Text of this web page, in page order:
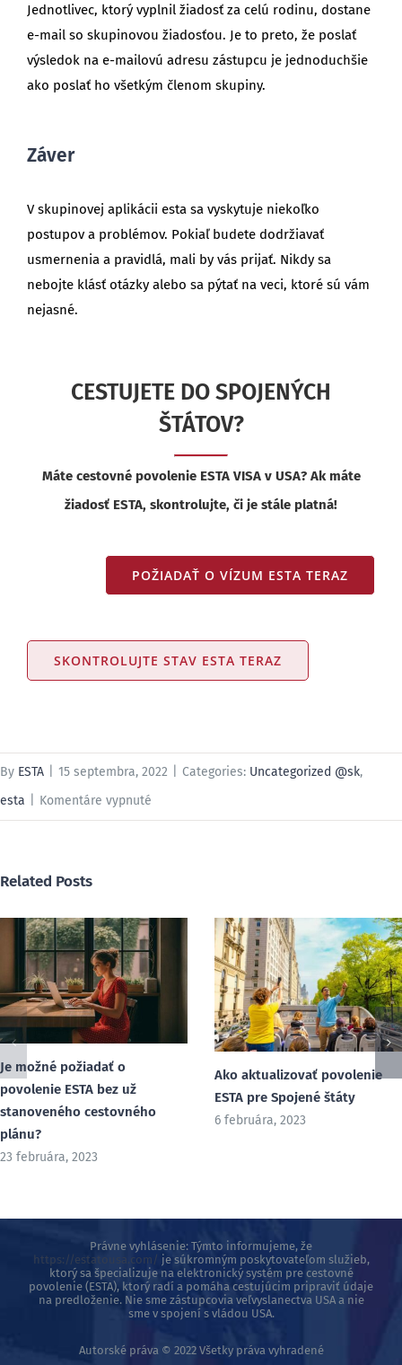
Jednotlivec, ktorý vyplnil žiadosť za celú rodinu, dostane
e-mail so skupinovou žiadosťou. Je to preto, že poslať
výsledok na e-mailovú adresu zástupcu je jednoduchšie
ako poslať ho všetkým členom skupiny.
Záver
V skupinovej aplikácii esta sa vyskytuje niekoľko
postupov a problémov. Pokiaľ budete dodržiavať
usmernenia a pravidlá, mali by vás prijať. Nikdy sa
nebojte klásť otázky alebo sa pýtať na veci, ktoré sú vám
nejasné.
CESTUJETE DO SPOJENÝCH
ŠTÁTOV?
Máte cestovné povolenie ESTA VISA v USA? Ak máte
žiadosť ESTA, skontrolujte, či je stále platná!
POŽIADAŤ O VÍZUM ESTA TERAZ
SKONTROLUJTE STAV ESTA TERAZ
By ESTA 15 septembra, 2022 Categories: Uncategorized @sk,
esta
Komentáre vypnuté
povolením
ESTA
Related Posts
Je možné požiadať o
povolenie ESTA bez už
stanoveného cestovného
plánu?
23 februára, 2023
Ako aktualizovať povolenie
ESTA pre Spojené štáty
6 februára, 2023
Právne vyhlásenie: Týmto informujeme, že
https://estatousa.com/ je súkromným poskytovateľom služieb,
ktorý sa špecializuje na elektronický systém pre cestovné
povolenie (ESTA), ktorý radí a pomáha cestujúcim pripraviť údaje
na predloženie. Nie sme zástupcovia veľvyslanectva USA a nie
sme v spojení s vládou USA.
Autorské práva © 2022 Všetky práva vyhradené